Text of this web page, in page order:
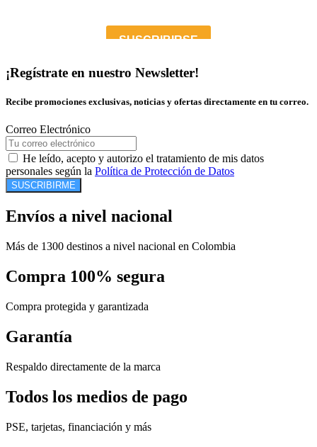
¡Regístrate en nuestro Newsletter!
Recibe promociones exclusivas, noticias y ofertas directamente en tu correo.
Correo Electrónico
He leído, acepto y autorizo el tratamiento de mis datos
personales según la Política de Protección de Datos
SUSCRIBIRME
Envíos a nivel nacional
Más de 1300 destinos a nivel nacional en Colombia
Compra 100% segura
Compra protegida y garantizada
Garantía
Respaldo directamente de la marca
Todos los medios de pago
PSE, tarjetas, financiación y más